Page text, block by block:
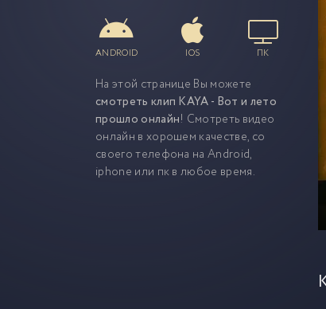
ANDROID IOS ПК
На этой странице Вы можете
смотреть клип KAYA - Вот и лето
прошло онлайн! Смотреть видео
онлайн в хорошем качестве, со
своего телефона на Android,
iphone или пк в любое время.